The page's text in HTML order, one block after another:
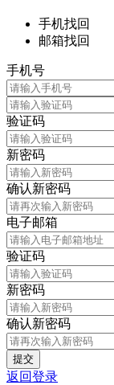
手机找回
邮箱找回
手机号
验证码
新密码
确认新密码
电子邮箱
验证码
新密码
确认新密码
返回登录